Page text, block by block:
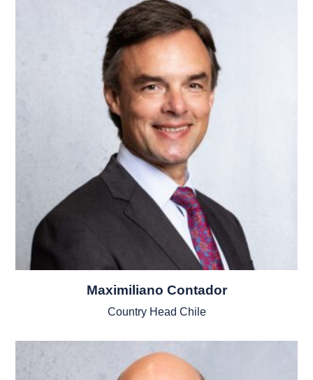
Maximiliano Contador
Country Head Chile